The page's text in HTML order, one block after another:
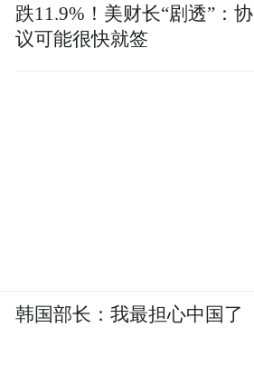
跌11.9%！美财长“剧透”：协
议可能很快就签
韩国部长：我最担心中国了